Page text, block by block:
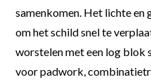
samenkomen. Het lichte en
om het schild snel te
worstelen met een log blok
voor padwork,